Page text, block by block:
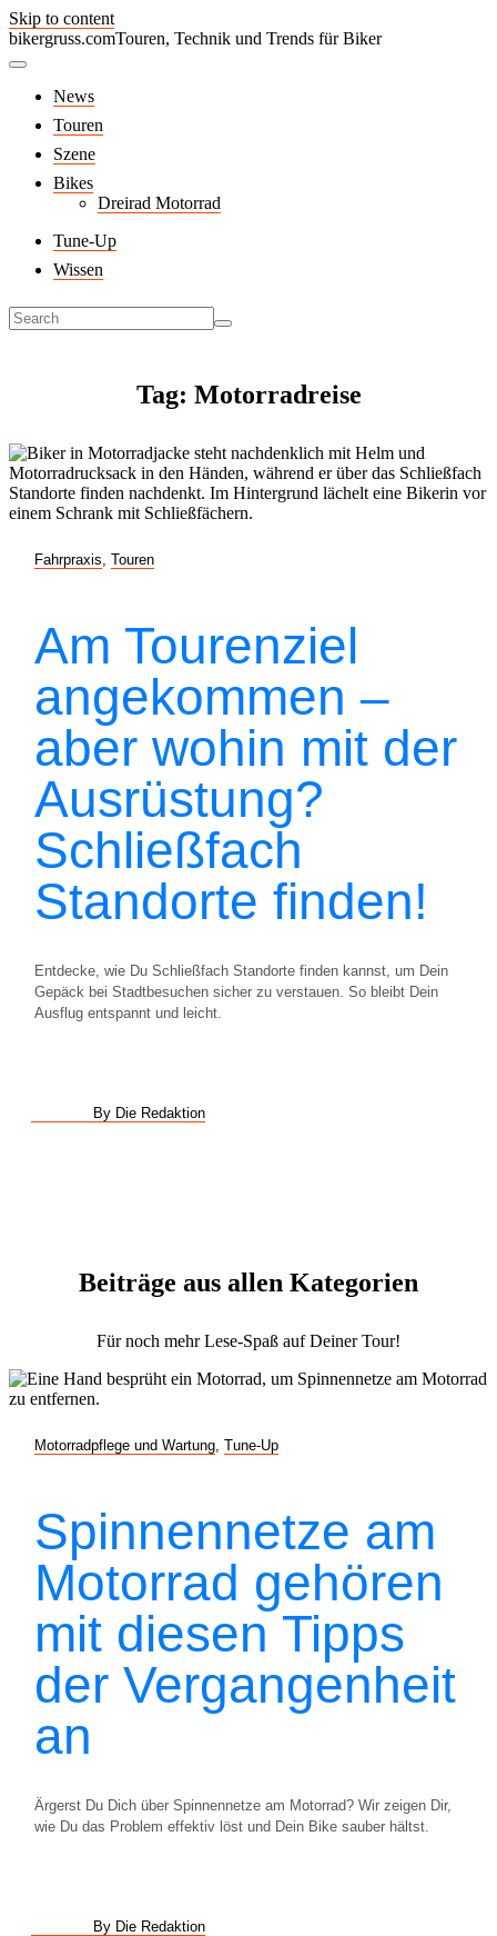
Skip to content
bikergruss.comTouren, Technik und Trends für Biker
News
Touren
Szene
Bikes
Dreirad Motorrad
Tune-Up
Wissen
Tag: Motorradreise
Fahrpraxis Touren
Am Tourenziel
angekommen –
aber wohin mit der
Ausrüstung?
Schließfach
Standorte finden!
Entdecke, wie Du Schließfach Standorte finden kannst, um Dein
Gepäck bei Stadtbesuchen sicher zu verstauen. So bleibt Dein
Ausflug entspannt und leicht.
By Die Redaktion
Beiträge aus allen Kategorien
Für noch mehr Lese-Spaß auf Deiner Tour!
Motorradpflege und Wartung Tune-Up
Spinnennetze am
Motorrad gehören
mit diesen Tipps
der Vergangenheit
an
Ärgerst Du Dich über Spinnennetze am Motorrad? Wir zeigen Dir,
wie Du das Problem effektiv löst und Dein Bike sauber hältst.
By Die Redaktion